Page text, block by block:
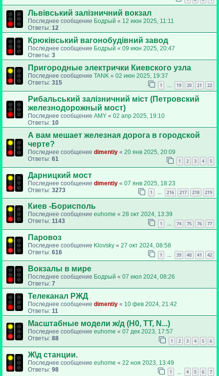
Львівський залізничний вокзал
Последнее сообщение Бодрый « 12 июн 2025, 11:11
Ответы: 12
Крюківський вагонобудівний завод
Последнее сообщение Бодрый « 09 июн 2025, 20:47
Ответы: 3
Пригородные электрички Киевского узла
Последнее сообщение TANK « 02 июн 2025, 19:37
Ответы: 315 1 19 20 21 22
Рибальський залізничний міст (Петровский
железнодорожный мост)
Последнее сообщение AMY « 02 апр 2025, 19:10
Ответы: 10
А вам мешает железная дорога в городской
черте?
Последнее сообщение dimentiy « 20 янв 2025, 20:09
Ответы: 61 1 2 3 4 5
Дарницкий мост
Последнее сообщение dimentiy « 07 янв 2025, 18:23
Ответы: 3273 1 … 216 217 218 219
Киев -Борисполь
Последнее сообщение euhome « 28 окт 2024, 13:39
Ответы: 1143 1 … 74 75 76 77
Паровоз
Последнее сообщение Klovsky « 27 окт 2024, 08:58
Ответы: 616 1 39 40 41 42
Вокзалы в мире
Последнее сообщение Бодрый « 07 июл 2024, 08:26
Ответы: 7
Телеканал РЖД
Последнее сообщение dimentiy « 10 фев 2024, 21:42
Ответы: 11
Масштабные модели ж/д (H0, TT, N...)
Последнее сообщение euhome « 07 дек 2023, 17:57
Ответы: 88 1 2 3 4 5 6
Ж\д станции.
Последнее сообщение euhome « 22 ноя 2023, 13:49
Ответы: 98 1 4 5 6 7